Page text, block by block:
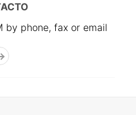
by phone, fax or email